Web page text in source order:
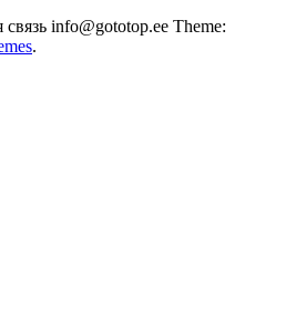
info@gototop.ee Theme:
.